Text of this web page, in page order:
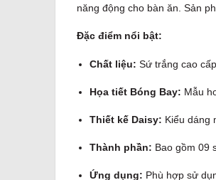
năng động cho bàn ăn. Sản
Đặc điểm nổi bật:
Chất liệu: Sứ trắng cao
Họa tiết Bóng Bay: Mẫu
Thiết kế Daisy: Kiểu dáng
Thành phần: Bao gồm 09
Ứng dụng: Phù hợp sử